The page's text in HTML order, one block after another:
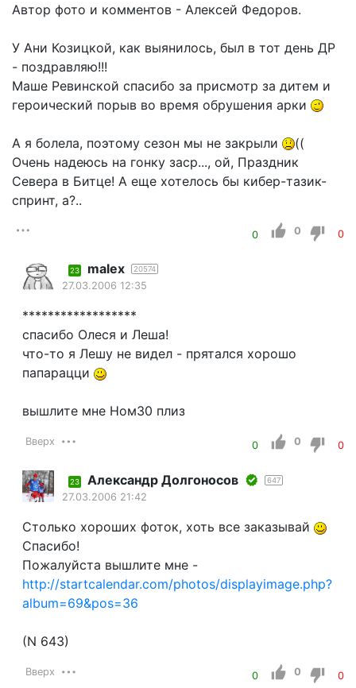
Автор фото и комментов - Алексей Федоров.
У Ани Козицкой, как выянилось, был в тот день ДР
- поздравляю!!!
Маше Ревинской спасибо за присмотр за дитем и
героический порыв во время обрушения арки
А я болела, поэтому сезон мы не закрыли
((
Очень надеюсь на гонку заср..., ой, Праздник
Севера в Битце! А еще хотелось бы кибер-тазик-
спринт, а?..
0 0 0
23 malex 20574
27.03.2006 12:35
******************
спасибо Олеся и Леша!
что-то я Лешу не видел - прятался хорошо
папарацци
вышлите мне Ном30 плиз
Вверх 0 0 0
23 Александр Долгоносов 647
27.03.2006 21:42
Столько хороших фоток, хоть все заказывай
Спасибо!
Пожалуйста вышлите мне -
http://startcalendar.com/photos/displayimage.php?
album=69&pos=36
(N 643)
Вверх 0 0 0